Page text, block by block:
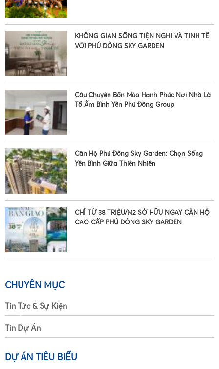
•
•
•
•
•
KHÔNG GIAN SỐNG TIỆN NGHI VÀ TINH TẾ
VỚI PHÚ ĐÔNG SKY GARDEN
Câu Chuyện Bốn Mùa Hạnh Phúc Nơi Nhà Là
Tổ Ấm Bình Yên Phú Đông Group
Căn Hộ Phú Đông Sky Garden: Chọn Sống
Yên Bình Giữa Thiên Nhiên
CHỈ TỪ 38 TRIỆU/M2 SỞ HỮU NGAY CĂN HỘ
CAO CẤP PHÚ ĐÔNG SKY GARDEN
CHUYÊN MỤC
Tin Tức & Sự Kiện
Tin Dự Án
DỰ ÁN TIÊU BIỂU